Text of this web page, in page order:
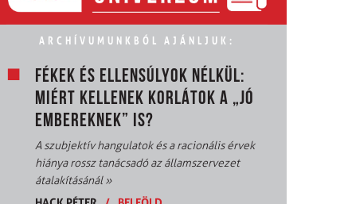
ARCHÍVUMUNKBÓL AJÁNLJUK:
FÉKEK ÉS ELLENSÚLYOK NÉLKÜL:
MIÉRT KELLENEK KORLÁTOK A „JÓ
EMBEREKNEK” IS?
A szubjektív hangulatok és a racionális érvek
hiánya rossz tanácsadó az államszervezet
átalakításánál»